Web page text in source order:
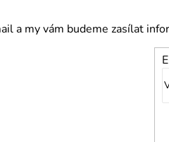
a my vám budeme zasílat